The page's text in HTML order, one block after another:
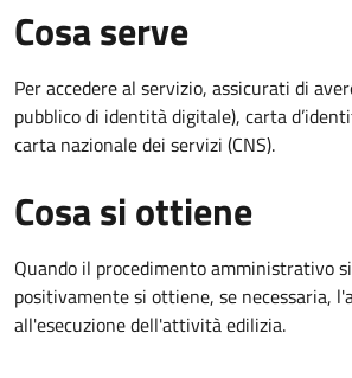
Cosa serve
Per accedere al servizio, assicurati di
pubblico di identità digitale), carta
carta nazionale dei servizi (CNS).
Cosa si ottiene
Quando il procedimento amministrativo
positivamente si ottiene, se necessaria,
all'esecuzione dell'attività edilizia.